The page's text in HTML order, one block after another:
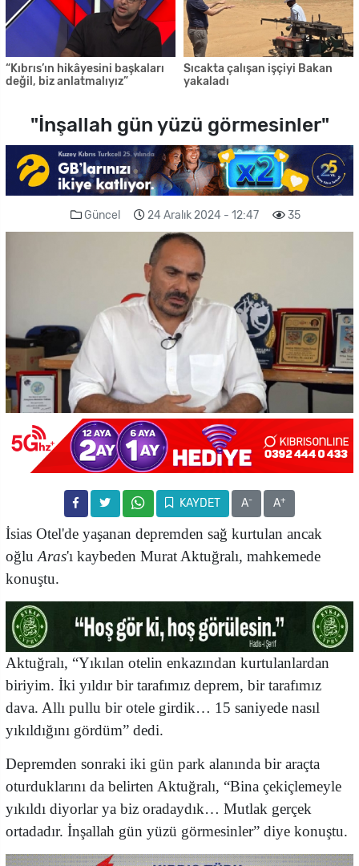
“Kıbrıs’ın hikâyesini başkaları
değil, biz anlatmalıyız”
Sıcakta çalışan işçiyi Bakan
yakaladı
"İnşallah gün yüzü görmesinler"
Güncel 24 Aralık 2024 - 12:47 35
KAYDET A- A+
İsias Otel'de yaşanan depremden sağ kurtulan ancak
oğlu Aras'ı kaybeden Murat Aktuğralı, mahkemede
konuştu.
Aktuğralı, “Yıkılan otelin enkazından kurtulanlardan
biriyim. İki yıldır bir tarafımız deprem, bir tarafımız
dava. Allı pullu bir otele girdik… 15 saniyede nasıl
yıkıldığını gördüm” dedi.
Depremden sonraki iki gün park alanında bir araçta
oturduklarını da belirten Aktuğralı, “Bina çekiçlemeyle
yıkıldı diyorlar ya biz oradaydık… Mutlak gerçek
ortadadır. İnşallah gün yüzü görmesinler” diye konuştu.